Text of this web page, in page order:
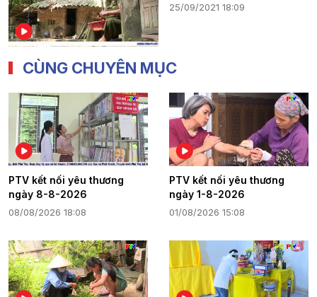
25/09/2021 18:09
CÙNG CHUYÊN MỤC
PTV kết nối yêu thương
ngày 8-8-2026
08/08/2026 18:08
PTV kết nối yêu thương
ngày 1-8-2026
01/08/2026 15:08